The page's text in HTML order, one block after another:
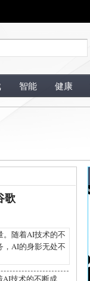
智能 健康
歌
随着AI技术的不
，AI的身影无处不
AI技术的不断成